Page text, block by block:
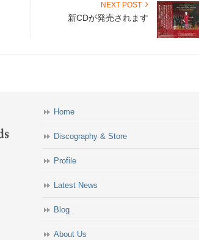
NEXT POST
新CDが発売されます
Home
Discography & Store
Profile
Latest News
Blog
About Us